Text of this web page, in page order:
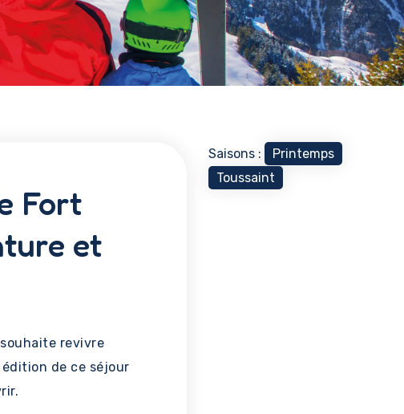
Fort
et
revivre
édition de ce séjour
Saisons :
Printemps
Toussaint